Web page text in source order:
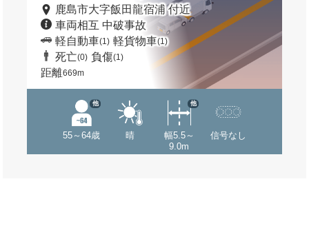
鹿島市大字飯田龍宿浦 付近
車両相互 中破事故
軽自動車(1) 軽貨物車(1)
死亡(0) 負傷(1)
距離669m
55～64歳
他
晴
幅5.5～
9.0m
他
信号なし